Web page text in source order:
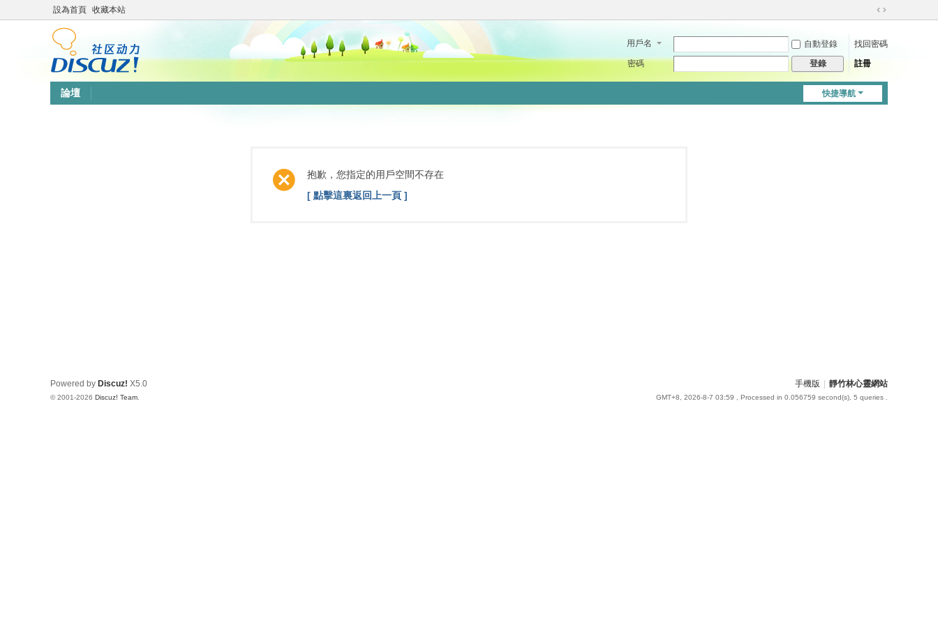
設為首頁 收藏本站
切
到
用戶名 自動登錄
找回密碼
密碼
登錄 註冊
快捷導航
論壇
抱歉，您指定的用戶空間不存在
[ 點擊這裏返回上一頁 ]
手機版 靜竹林心靈網站
GMT+8, 2026-8-7 03:59 , Processed in 0.056759 second(s), 5 queries .
Powered by Discuz! X5.0
© 2001-2026 Discuz! Team